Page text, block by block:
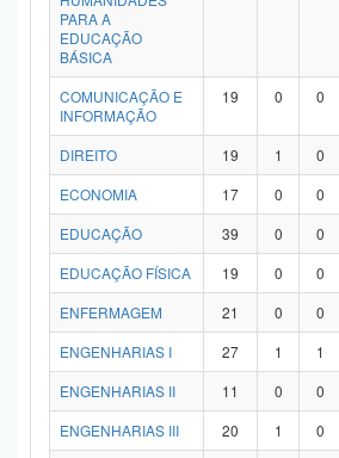
PARA A
EDUCAÇÃO
BÁSICA
COMUNICAÇÃO E
INFORMAÇÃO
19 0 0
DIREITO 19 1 0
ECONOMIA
17 0 0
EDUCAÇÃO
39 0 0
EDUCAÇÃO FÍSICA
19 0 0
ENFERMAGEM
21 0 0
ENGENHARIAS I
27 1 1
ENGENHARIAS II
11 0 0
ENGENHARIAS III
20 1 0